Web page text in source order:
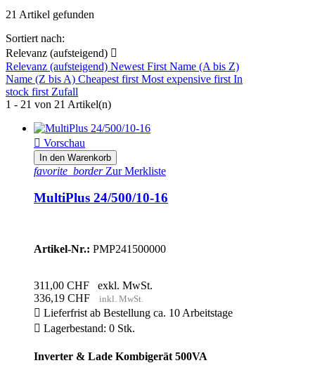
Abmessung
311 x 182 x 100mm 1
360 x 240 x 100mm
362 x 258 x 218mm
375 x 214 x 110mm
2
406 x 250 x 100mm
444 x 328 x 240mm
470 x 265 x120mm 1
499 X 268 X 141mm
520 x 255 x 125mm 1
607 x 330 x 149mm
1
745 x 214 x 110mm
more... less
21 Artikel gefunden
Sortiert nach:
Relevanz (aufsteigend) 
Relevanz (aufsteigend) Newest First Name (A bis Z)
Name (Z bis A) Cheapest first Most expensive first In
stock first Zufall
1 - 21 von 21 Artikel(n)
 Vorschau
In den Warenkorb
favorite_borderZur Merkliste
MultiPlus 24/500/10-16
Artikel-Nr.: PMP241500000
311,00 CHF
exkl. MwSt.
336,19 CHF
inkl. MwSt.
 Lieferfrist ab Bestellung ca. 10 Arbeitstage
 Lagerbestand: 0 Stk.
Inverter & Lade Kombigerät 500VA